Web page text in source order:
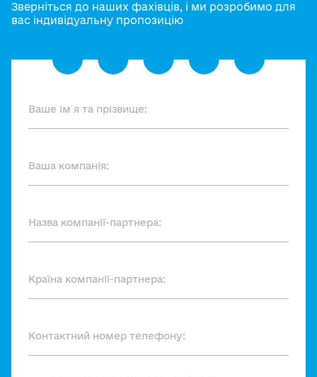
Зверніться до наших фахівців, і ми розробимо для
вас індивідуальну пропозицію